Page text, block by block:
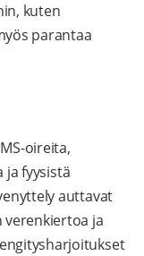
kuten
parantaa
oireita,
ja fyysistä
auttavat
ja